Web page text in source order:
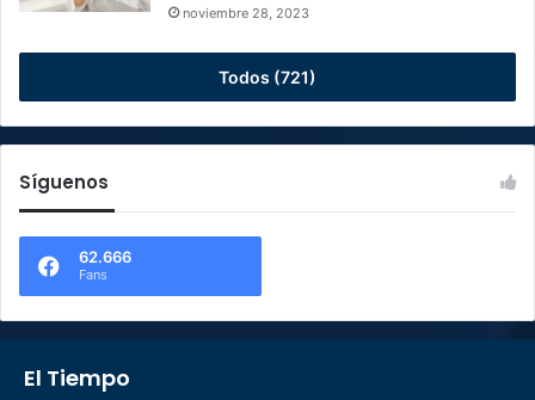
noviembre 28, 2023
Todos (721)
Síguenos
62.666
Fans
El Tiempo